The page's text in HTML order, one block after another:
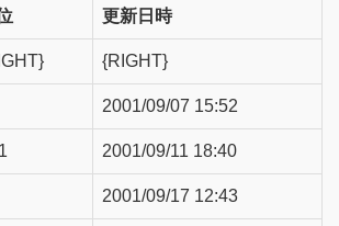
更新日時
{RIGHT}
2001/09/07 15:52
2001/09/11 18:40
2001/09/17 12:43